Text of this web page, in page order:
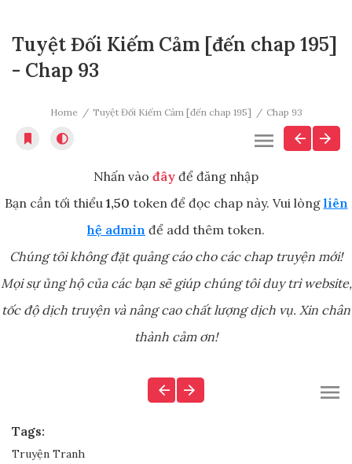
Tuyệt Đối Kiếm Cảm [đến chap 195]
- Chap 93
Home Tuyệt Đối Kiếm Cảm [đến chap 195] Chap 93
Nhấn vào đây để đăng nhập
Bạn cần tối thiểu 1,50 token để đọc chap này. Vui lòng liên
hệ admin để add thêm token.
Chúng tôi không đặt quảng cáo cho các chap truyện mới!
Mọi sự ủng hộ của các bạn sẽ giúp chúng tôi duy trì website,
tốc độ dịch truyện và nâng cao chất lượng dịch vụ. Xin chân
thành cảm ơn!
Tags:
Truyện Tranh